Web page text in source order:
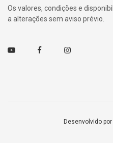
Os valores, condições e
a alterações sem aviso prévio.
Youtube FacebookInstagram
Desenvolvido por